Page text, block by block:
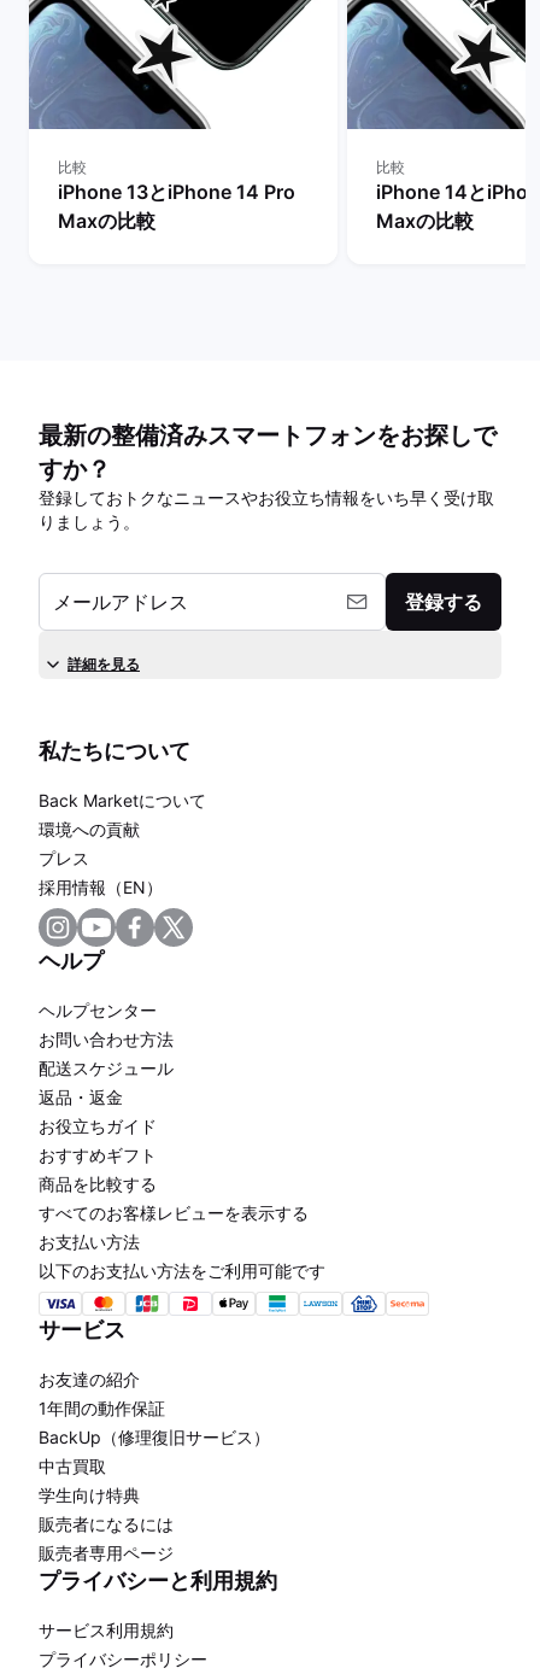
比較
iPhone 13とiPhone 14 Pro
Maxの比較
比較
iPhone 14と
Maxの比較
最新の整備済みスマートフォンをお探しで
すか？
登録しておトクなニュースやお役立ち情報をいち早く受け取
りましょう。
メールアドレス 登録する
詳細を見る
私たちについて
Back Marketについて
環境への貢献
プレス
採用情報（EN）
ヘルプ
ヘルプセンター
お問い合わせ方法
配送スケジュール
返品・返金
お役立ちガイド
おすすめギフト
商品を比較する
すべてのお客様レビューを表示する
お支払い方法
以下のお支払い方法をご利用可能です
サービス
お友達の紹介
1年間の動作保証
BackUp（修理復旧サービス）
中古買取
学生向け特典
販売者になるには
販売者専用ページ
プライバシーと利用規約
サービス利用規約
プライバシーポリシー